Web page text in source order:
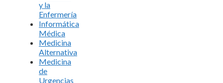
y la
Enfermería
Informática
Médica
Medicina
Alternativa
Medicina
de
Urgencias